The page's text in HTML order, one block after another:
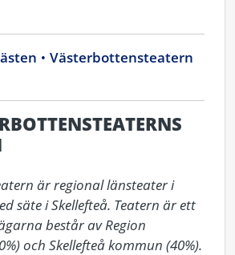
Västerbottensteatern
är regional länsteater i
säte i Skellefteå. Teatern är ett
består av Region
och Skellefteå kommun (40%).